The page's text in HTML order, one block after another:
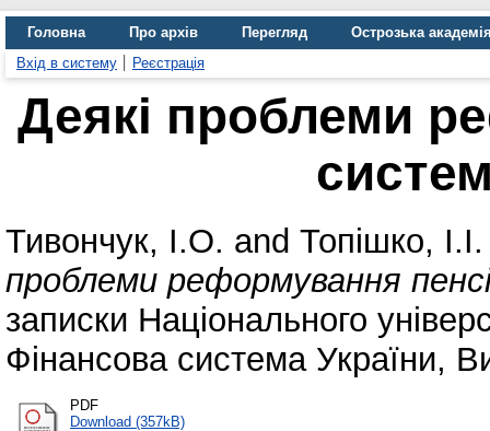
Головна Про архів Перегляд
Острозька
Вхід в систему
Реєстрація
Деякі проблеми
Тивончук, І.О. and Топішко, І.І.
проблеми реформування
записки Національного
Фінансова система України,
PDF
Download (357kB)